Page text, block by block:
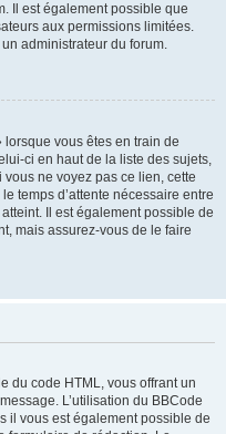
Il est également possible que
aux permissions limitées.
administrateur du forum.
vous êtes en train de
ci en haut de la liste des sujets,
ne voyez pas ce lien, cette
temps d’attente nécessaire entre
Il est également possible de
mais assurez-vous de le faire
du code HTML, vous offrant un
L’utilisation du BBCode
il vous est également possible de